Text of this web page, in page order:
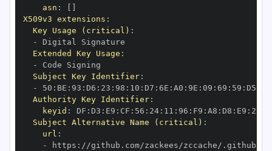
asn :
X509v3 extensions :
Key Usage (critical) :
-
Extended Key Usage :
-
Subject Key Identifier:
-
50 : BE : 93 : D6 : 23 : 98 : 10 : D7 : 6E : A0 : 9E : 09 : 69 : 59 : D5
Authority Key Identifier:
keyid : DF : D3 : E9 : CF : 56 : 24: 11 : 96 : F9 : A8 : D8 : E9 : 28
Subject Alternative Name (critical) :
url :
-
https : //github.com/zackees/zccache/.github/